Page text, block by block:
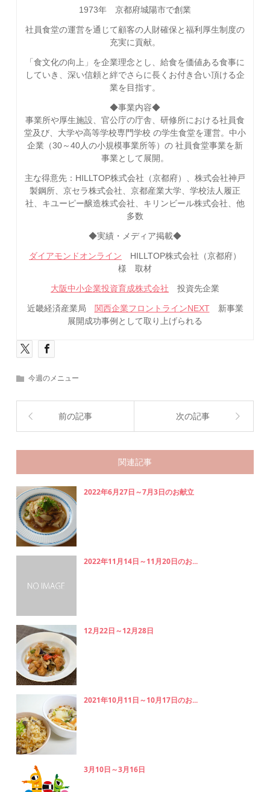
1973年 京都府城陽市で創業
社員食堂の運営を通じて顧客の人財確保と福利厚生制度の
充実に貢献。
「食文化の向上」を企業理念とし、給食を価値ある食事に
していき、深い信頼と絆でさらに長くお付き合い頂ける企
業を目指す。
◆事業内容◆
事業所や厚生施設、官公庁の庁舎、研修所における社員食
堂及び、大学や高等学校専門学校 の学生食堂を運営。中小
企業（30～40人の小規模事業所等）の 社員食堂事業を新
事業として展開。
主な得意先：HILLTOP株式会社（京都府）、株式会社神戸
製鋼所、京セラ株式会社、京都産業大学、学校法人履正
社、キユーピー醸造株式会社、キリンビール株式会社、他
多数
◆実績・メディア掲載◆
ダイアモンドオンライン HILLTOP株式会社（京都府）
様 取材
大阪中小企業投資育成株式会社 投資先企業
近畿経済産業局 関西企業フロントラインNEXT新事業
展開成功事例として取り上げられる
今週のメニュー
前の記事 次の記事
関連記事
2022年6月27日～7月3日のお献立
2022年11月14日～11月20日のお...
12月22日～12月28日
2021年10月11日～10月17日のお...
3月10日～3月16日